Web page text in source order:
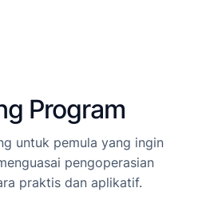
Program
untuk pemula yang ingin
pengoperasian
praktis dan aplikatif.